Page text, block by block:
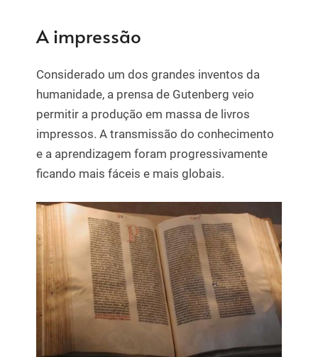
A impressão
Considerado um dos grandes inventos da
humanidade, a prensa de Gutenberg veio
permitir a produção em massa de livros
impressos. A transmissão do conhecimento
e a aprendizagem foram progressivamente
ficando mais fáceis e mais globais.